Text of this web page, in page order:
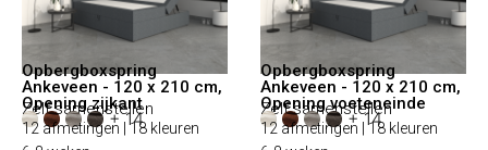
Opbergboxspring
Ankeveen - 120 x 210 cm,
Opening zijkant
Zelf samenstellen
+ 14
12 afmetingen | 18 kleuren
Opbergboxspring
Ankeveen - 120 x 210 cm,
Opening voeteneinde
Zelf samenstellen
+ 14
12 afmetingen | 18 kleuren